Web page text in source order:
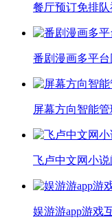
餐厅预订免排
番剧漫画多平台
屏幕方向智能管
飞卢中文网小说
娱游游app游戏